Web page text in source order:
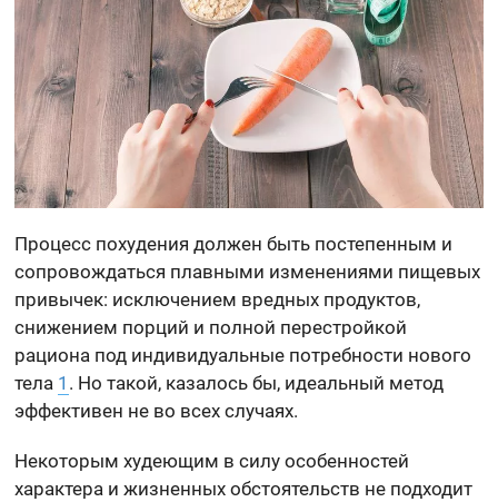
Процесс похудения должен быть постепенным и
сопровождаться плавными изменениями пищевых
привычек: исключением вредных продуктов,
снижением порций и полной перестройкой
рациона под индивидуальные потребности нового
тела 1 . Но такой, казалось бы, идеальный метод
эффективен не во всех случаях.
Некоторым худеющим в силу особенностей
характера и жизненных обстоятельств не подходит